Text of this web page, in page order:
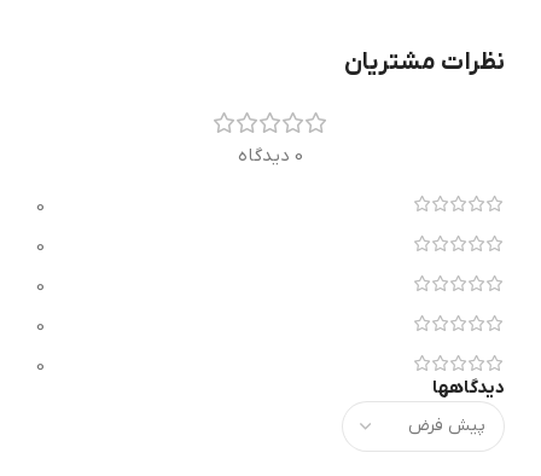
نظرات مشتریان
0 دیدگاه
0
0
0
0
0
دیدگاهها